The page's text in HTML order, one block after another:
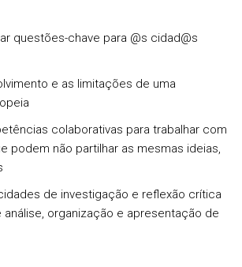
questões-chave para @s cidad@s
e as limitações de uma
colaborativas para trabalhar com
podem não partilhar as mesmas ideias,
de investigação e reflexão crítica
organização e apresentação de